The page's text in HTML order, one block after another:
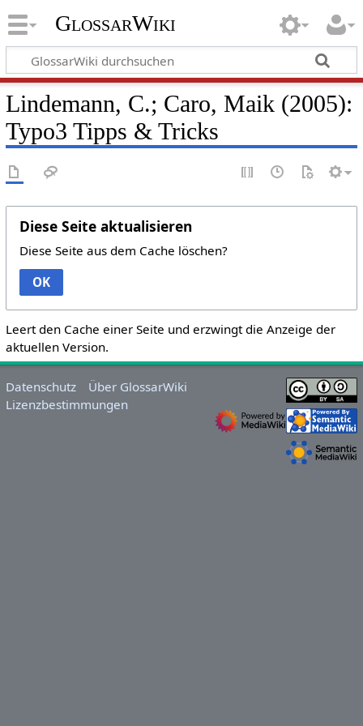
GlossarWiki
Lindemann, C.; Caro, Maik (2005):
Typo3 Tipps & Tricks
Diese Seite aktualisieren
Diese Seite aus dem Cache löschen?
OK
Leert den Cache einer Seite und erzwingt die Anzeige der
aktuellen Version.
Datenschutz
Über GlossarWiki
Lizenzbestimmungen